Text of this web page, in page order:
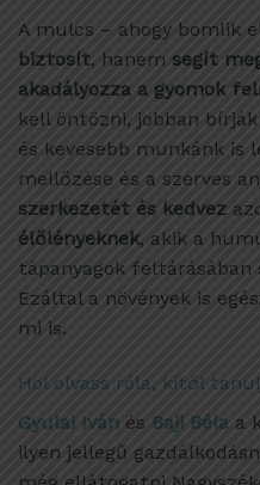
A mulcs – ahogy bomlik
biztosít, hanem segít
akadályozza a gyomok
kell öntözni, jobban
és kevesebb munkánk is
mellőzése és a szerves
szerkezetét és kedvez
élőlényeknek, akik a
tápanyagok feltárásában
Ezáltal a növények is
mi is.
Hol olvass róla, kitől
Gyulai Iván és Baji Béla a
ilyen jellegű